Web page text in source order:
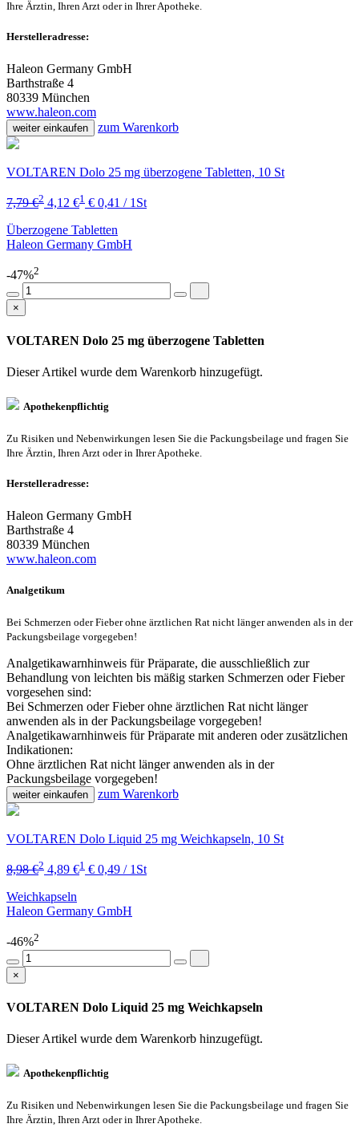
Ihre Ärztin, Ihren Arzt oder in Ihrer Apotheke.
Herstelleradresse:
Haleon Germany GmbH
Barthstraße 4
80339 München
www.haleon.com
weiter einkaufen zum Warenkorb
VOLTAREN Dolo 25 mg überzogene Tabletten, 10 St
7,79 €2 4,12 €1 € 0,41 / 1St
Überzogene Tabletten
Haleon Germany GmbH
-47%2
×
VOLTAREN Dolo 25 mg überzogene Tabletten
Dieser Artikel wurde dem Warenkorb hinzugefügt.
Apothekenpflichtig
Zu Risiken und Nebenwirkungen lesen Sie die Packungsbeilage und fragen Sie
Ihre Ärztin, Ihren Arzt oder in Ihrer Apotheke.
Herstelleradresse:
Haleon Germany GmbH
Barthstraße 4
80339 München
www.haleon.com
Analgetikum
Bei Schmerzen oder Fieber ohne ärztlichen Rat nicht länger anwenden als in der
Packungsbeilage vorgegeben!
Analgetikawarnhinweis für Präparate, die ausschließlich zur
Behandlung von leichten bis mäßig starken Schmerzen oder Fieber
vorgesehen sind:
Bei Schmerzen oder Fieber ohne ärztlichen Rat nicht länger
anwenden als in der Packungsbeilage vorgegeben!
Analgetikawarnhinweis für Präparate mit anderen oder zusätzlichen
Indikationen:
Ohne ärztlichen Rat nicht länger anwenden als in der
Packungsbeilage vorgegeben!
weiter einkaufen zum Warenkorb
VOLTAREN Dolo Liquid 25 mg Weichkapseln, 10 St
8,98 €2 4,89 €1 € 0,49 / 1St
Weichkapseln
Haleon Germany GmbH
-46%2
×
VOLTAREN Dolo Liquid 25 mg Weichkapseln
Dieser Artikel wurde dem Warenkorb hinzugefügt.
Apothekenpflichtig
Zu Risiken und Nebenwirkungen lesen Sie die Packungsbeilage und fragen Sie
Ihre Ärztin, Ihren Arzt oder in Ihrer Apotheke.